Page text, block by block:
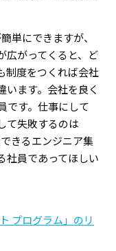
単にできますが、
広がってくると、ど
制度をつくれば会社
います。会社を良く
です。仕事にして
て失敗するのは
きるエンジニア集
社員であってほしい
プログラム」のリ